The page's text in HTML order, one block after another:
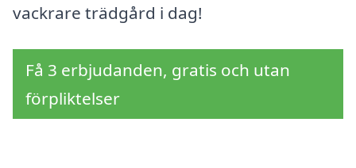
vackrare trädgård i dag!
Få 3 erbjudanden, gratis och utan
förpliktelser